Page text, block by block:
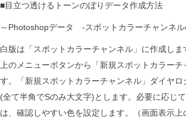
■目立つ透けるトーンのぼりデータ作成方法
～Photoshopデータ -スポットカラーチャンネル
白版は「スポットカラーチャンネル」に作成し
上のメニューボタンから「新規スポットカラー
す。「新規スポットカラーチャンネル」ダイヤロ
(全て半角でSのみ大文字)とします。必要に応じて
は、確認しやすい色を設定します。（画面表示